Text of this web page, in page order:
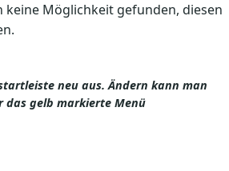
keine Möglichkeit gefunden, diesen
neu aus. Ändern kann man
das gelb markierte Menü